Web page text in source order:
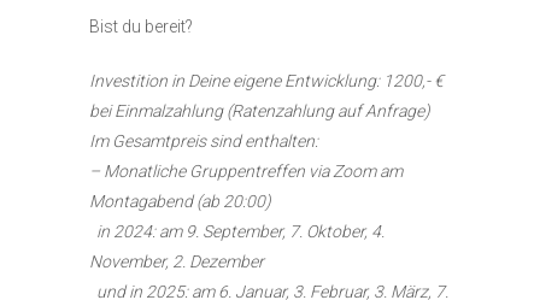
Bist du bereit?
Investition in Deine eigene Entwicklung: 1200,- €
bei Einmalzahlung (Ratenzahlung auf Anfrage)
Im Gesamtpreis sind enthalten:
– Monatliche Gruppentreffen via Zoom am
Montagabend (ab 20:00)
in 2024: am 9. September, 7. Oktober, 4.
November, 2. Dezember
und in 2025: am 6. Januar, 3. Februar, 3. März, 7.